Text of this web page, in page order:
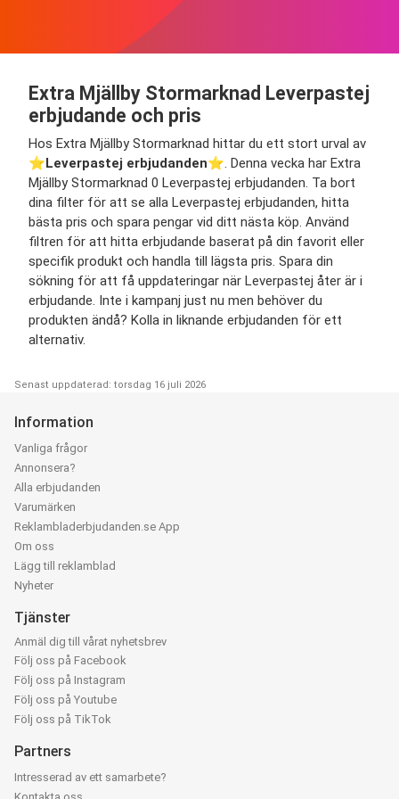
Extra Mjällby Stormarknad Leverpastej
erbjudande och pris
Hos Extra Mjällby Stormarknad hittar du ett stort urval av
⭐️Leverpastej erbjudanden⭐️. Denna vecka har Extra
Mjällby Stormarknad 0 Leverpastej erbjudanden. Ta bort
dina filter för att se alla Leverpastej erbjudanden, hitta
bästa pris och spara pengar vid ditt nästa köp. Använd
filtren för att hitta erbjudande baserat på din favorit eller
specifik produkt och handla till lägsta pris. Spara din
sökning för att få uppdateringar när Leverpastej åter är i
erbjudande. Inte i kampanj just nu men behöver du
produkten ändå? Kolla in liknande erbjudanden för ett
alternativ.
Senast uppdaterad: torsdag 16 juli 2026
Information
Vanliga frågor
Annonsera?
Alla erbjudanden
Varumärken
Reklambladerbjudanden.se App
Om oss
Lägg till reklamblad
Nyheter
Tjänster
Anmäl dig till vårat nyhetsbrev
Följ oss på Facebook
Följ oss på Instagram
Följ oss på Youtube
Följ oss på TikTok
Partners
Intresserad av ett samarbete?